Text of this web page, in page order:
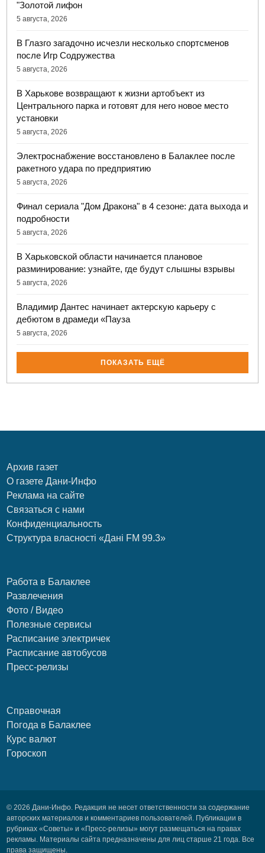
"Золотой лифон
5 августа, 2026
В Глазго загадочно исчезли несколько спортсменов
после Игр Содружества
5 августа, 2026
В Харькове возвращают к жизни артобъект из
Центрального парка и готовят для него новое место
установки
5 августа, 2026
Электроснабжение восстановлено в Балаклее после
ракетного удара по предприятию
5 августа, 2026
Финал сериала "Дом Дракона" в 4 сезоне: дата выхода и
подробности
5 августа, 2026
В Харьковской области начинается плановое
разминирование: узнайте, где будут слышны взрывы
5 августа, 2026
Владимир Дантес начинает актерскую карьеру с
дебютом в драмеди «Пауза
5 августа, 2026
ПОКАЗАТЬ ЕЩЁ
Архив газет
О газете Дани-Инфо
Реклама на сайте
Связаться с нами
Конфиденциальность
Структура власності «Дані FM 99.3»
Работа в Балаклее
Развлечения
Фото / Видео
Полезные сервисы
Расписание электричек
Расписание автобусов
Пресс-релизы
Справочная
Погода в Балаклее
Курс валют
Гороскоп
© 2026 Дани-Инфо. Редакция не несет ответственности за содержание
авторских материалов и комментариев пользователей. Публикации в
рубриках «Советы» и «Пресс-релизы» могут размещаться на правах
рекламы. Материалы сайта предназначены для лиц старше 21 года. Все
права защищены.